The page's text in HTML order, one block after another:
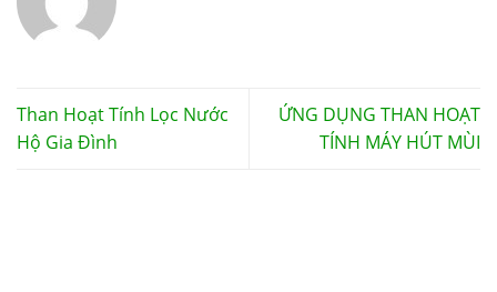
Than Hoạt Tính Lọc Nước
Hộ Gia Đình
ỨNG DỤNG THAN HOẠT
TÍNH MÁY HÚT MÙI